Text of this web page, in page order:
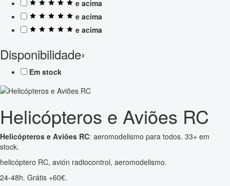
e acima
e acima
e acima
Disponibilidade›
Em stock
Helicópteros e Aviões RC
Helicópteros e Aviões RC: aeromodelismo para todos. 33+ em
stock.
helicóptero RC, avión radiocontrol, aeromodelismo.
24-48h. Grátis +60€.